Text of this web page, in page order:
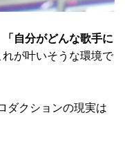
「自分がどんな歌手に
れが叶いそうな環境で
ダクションの現実は